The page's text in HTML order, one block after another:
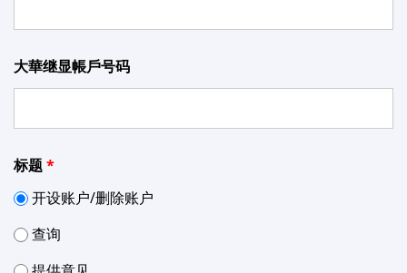
大華继显帳戶号码
标题
开设账户/删除账户
查询